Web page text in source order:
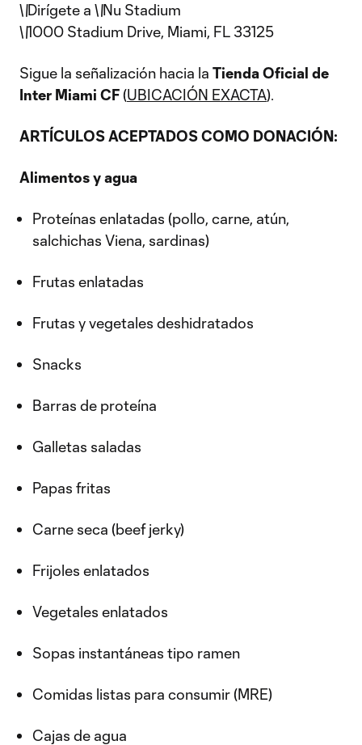
\\Dirígete a \\Nu Stadium
\\1000 Stadium Drive, Miami, FL 33125
Sigue la señalización hacia la Tienda Oficial de
Inter Miami CF(UBICACIÓN EXACTA).
ARTÍCULOS ACEPTADOS COMO DONACIÓN:
Alimentos y agua
Proteínas enlatadas (pollo, carne, atún,
salchichas Viena, sardinas)
Frutas enlatadas
Frutas y vegetales deshidratados
Snacks
Barras de proteína
Galletas saladas
Papas fritas
Carne seca (beef jerky)
Frijoles enlatados
Vegetales enlatados
Sopas instantáneas tipo ramen
Comidas listas para consumir (MRE)
Cajas de agua